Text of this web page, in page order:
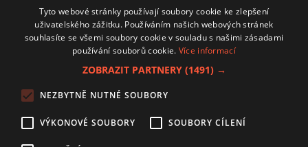
Přihlášením k newsletteru vyjadřujete svůj souhlas spodmínkami
zpracování osobních údajů.
Zásady používání souborů cookies
Autoři
Nastavení cookies
CZECH
Tyto webové stránky používají soubory cookie ke zlepšení
uživatelského zážitku. Používáním našich webových stránek
souhlasíte se všemi soubory cookie v souladu s našimi zásadami
používání souborů cookie. Více informací
ZOBRAZIT PARTNERY (1491) →
NEZBYTNĚ NUTNÉ SOUBORY
VÝKONOVÉ SOUBORY SOUBORY CÍLENÍ